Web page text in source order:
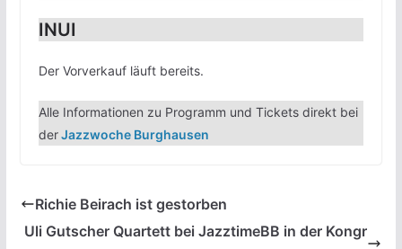
INUI
Der Vorverkauf läuft bereits.
Alle Informationen zu Programm und Tickets direkt bei
derJazzwoche Burghausen
Richie Beirach ist gestorben
Uli Gutscher Quartett bei JazztimeBB in der Kongr